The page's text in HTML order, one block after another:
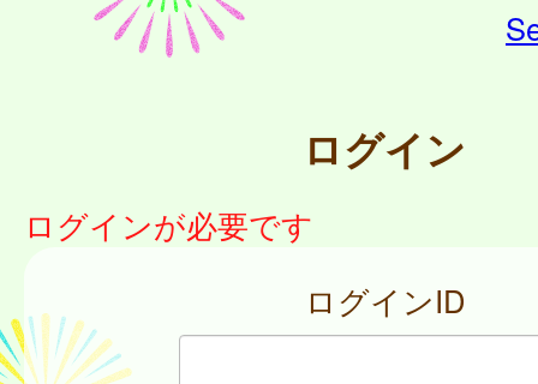
ログイン
ログインが必要です
ログインID